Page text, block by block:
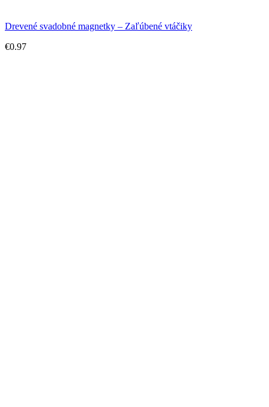
Drevené svadobné magnetky – Zaľúbené vtáčiky
€0.97